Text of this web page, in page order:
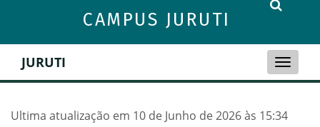
CAMPUS JURUTI
Toggle
JURUTI
Ultima atualização em 10 de Junho de 2026 às 15:34